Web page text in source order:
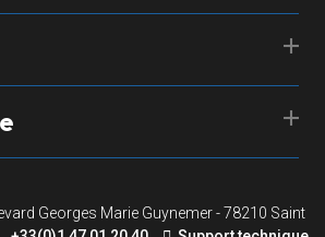
Georges Marie Guynemer - 78210 Saint